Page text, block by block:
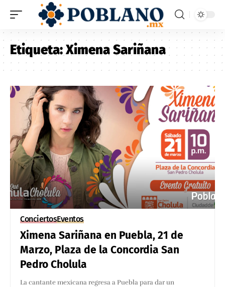
Etiqueta:Ximena Sariñana
ConciertosEventos
Ximena Sariñana en Puebla, 21 de
Marzo, Plaza de la Concordia San
Pedro Cholula
La cantante mexicana regresa a Puebla para dar un